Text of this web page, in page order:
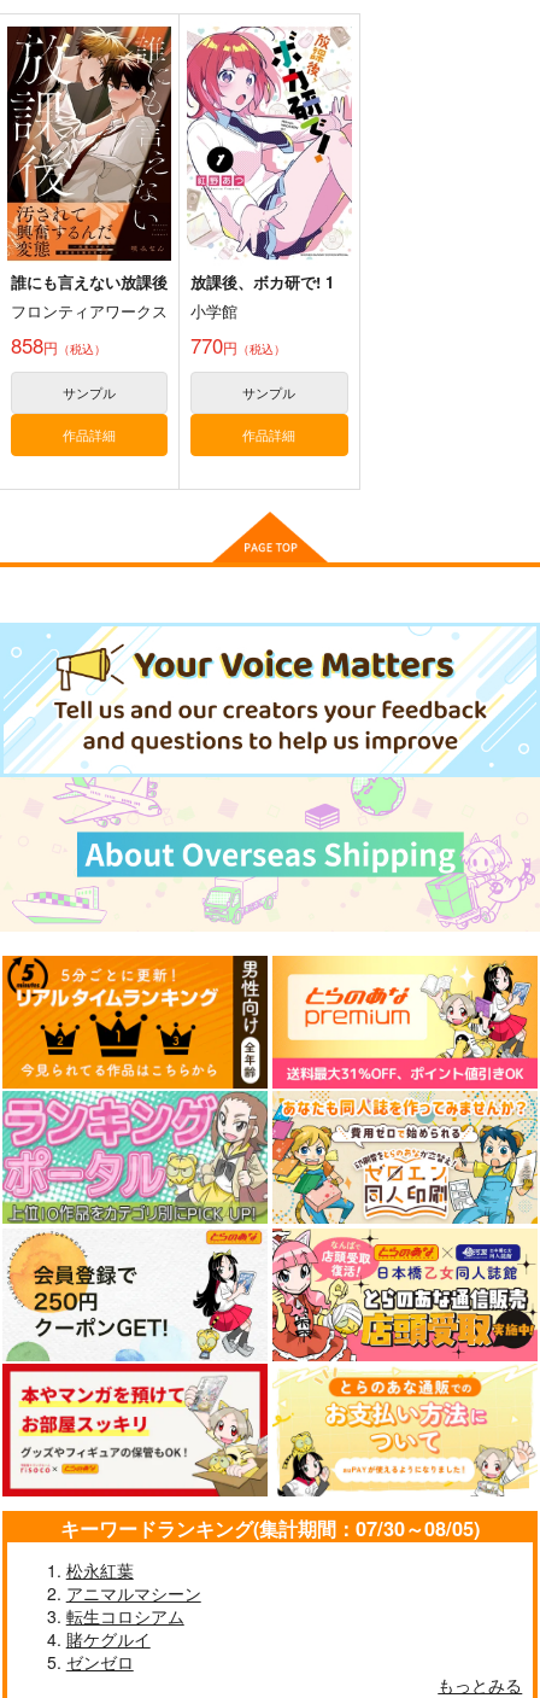
競売でマンションを買
った話。３
さくら研究室
550円（税込）
オリジナル
作者
サンプル
カート
壁配置の話２
さくら研究室
550円（税込）
オリジナル
作者
パイセン
カート
サンプル
カート
サンプル
カート
濡々
5年目の放課後
（税込）
しずく
スキ妹々
5年目の放課後
（税込）
いちか
サンプル
濡々
5年目の放課後
891円（税込）
くるみ
サンプル
作品詳細
少女景色
5年目の放課後
899円（税込）
くるみ
サンプル
作品詳細
しずく
サンプル
作品詳細
シズク・コンプレック
ス
891円
しずく
作品詳細
ク
899円（税込）
くるみ
サンプル
作品詳細
5TH BROWSING
5年目の放課後
1,100円（税込）
ドロシー
サンプル
作品詳細
SUGAR MAID
5年目の放課後
899円（税込）
くるみ
サンプル
作品詳細
SF
JH科学
2,178円（税込）
サンプル
作品詳細
誰にも言えない放課後
フロンティアワークス
858円 （税込）
サンプル
作品詳細
放課後、ボカ研で! 1
小学館
770円 （税込）
サンプル
作品詳細
キーワードランキング(集計期間：07/30～08/05)
松永紅葉
アニマルマシーン
転生コロシアム
賭ケグルイ
ゼンゼロ
もっとみる